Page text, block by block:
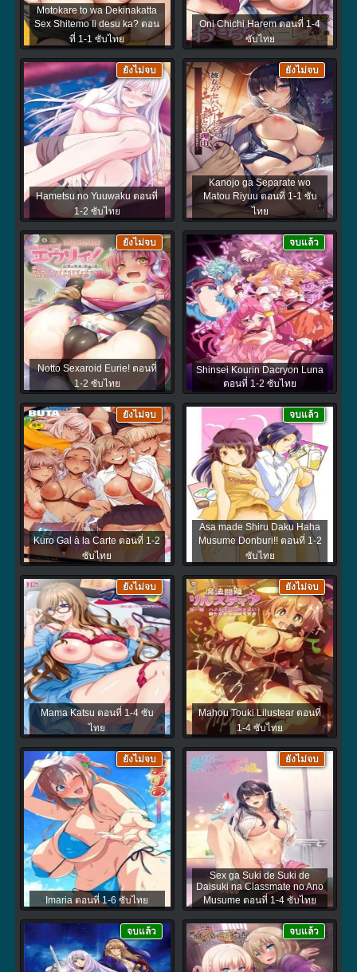
Motokare to wa Dekinakatta
Sex Shitemo Ii desu ka? ตอน
ที่ 1-1 ซับไทย
Oni Chichi Harem ตอนที่ 1-4
ซับไทย
Hametsu no Yuuwaku ตอนที่
1-2 ซับไทย
ยังไม่จบ
Kanojo ga Separate wo
Matou Riyuu ตอนที่ 1-1 ซับ
ไทย
ยังไม่จบ
Notto Sexaroid Eurie! ตอนที่
1-2 ซับไทย
ยังไม่จบ
Shinsei Kourin Dacryon Luna
ตอนที่ 1-2 ซับไทย
จบแล้ว
Kuro Gal à la Carte ตอนที่ 1-2
ซับไทย
ยังไม่จบ
Asa made Shiru Daku Haha
Musume Donburi!! ตอนที่ 1-2
ซับไทย
จบแล้ว
Mama Katsu ตอนที่ 1-4 ซับ
ไทย
ยังไม่จบ
Mahou Touki Lilustear ตอนที่
1-4 ซับไทย
ยังไม่จบ
Imaria ตอนที่ 1-6 ซับไทย
ยังไม่จบ
Sex ga Suki de Suki de
Daisuki na Classmate no Ano
Musume ตอนที่ 1-4 ซับไทย
ยังไม่จบ
จบแล้ว จบแล้ว